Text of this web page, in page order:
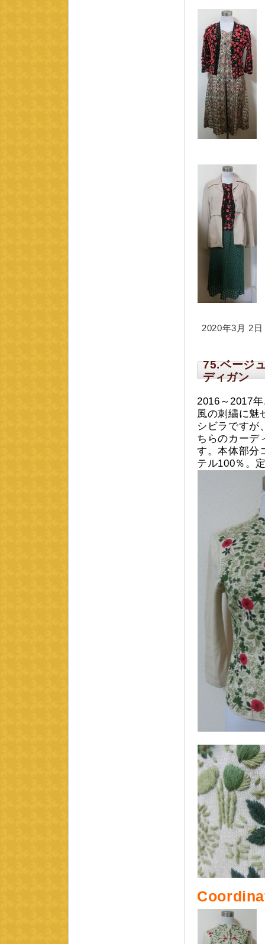
2020年3月 2
75.ベージ
ディガン
2016～2017
風の刺繍に魅
シビラですが
ちらのカーデ
す。本体部分
テル100％。
C